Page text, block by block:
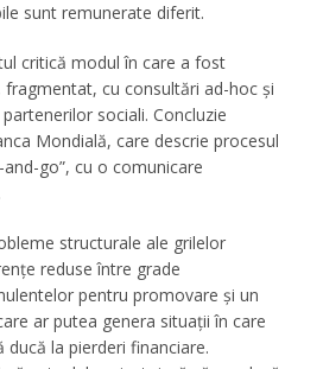
sunt remunerate diferit.
critică modul în care a fost
fragmentat, cu consultări ad-hoc și
sociali. Concluzie
Mondială, care descrie procesul
go”, cu o comunicare
structurale ale grilelor
reduse între grade
pentru promovare și un
ar putea genera situații în care
ducă la pierderi financiare.